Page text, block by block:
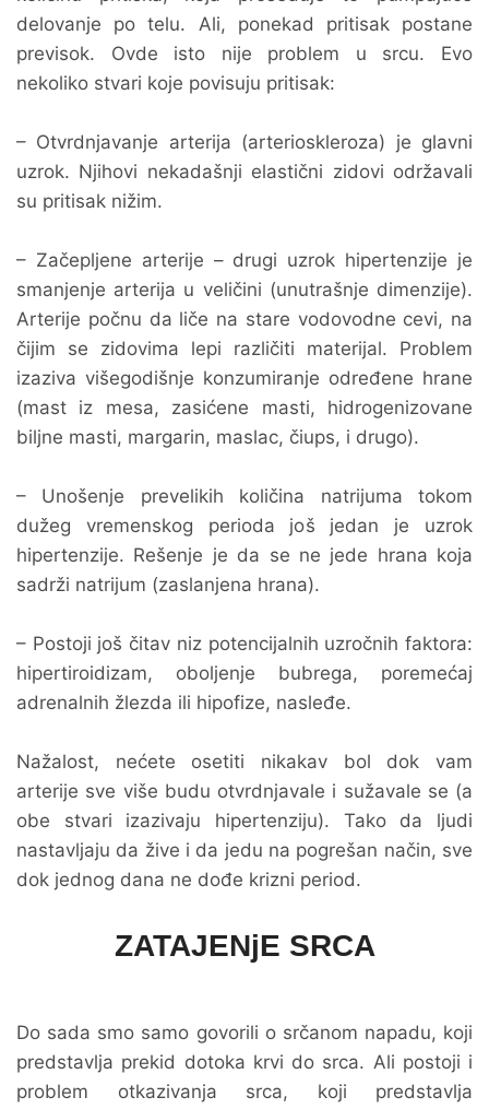
delovanje po telu. Ali, ponekad pritisak postane
previsok. Ovde isto nije problem u srcu. Evo
nekoliko stvari koje povisuju pritisak:
– Otvrdnjavanje arterija (arterioskleroza) je glavni
uzrok. Njihovi nekadašnji elastični zidovi održavali
su pritisak nižim.
– Začepljene arterije – drugi uzrok hipertenzije je
smanjenje arterija u veličini (unutrašnje dimenzije).
Arterije počnu da liče na stare vodovodne cevi, na
čijim se zidovima lepi različiti materijal. Problem
izaziva višegodišnje konzumiranje određene hrane
(mast iz mesa, zasićene masti, hidrogenizovane
biljne masti, margarin, maslac, čiups, i drugo).
– Unošenje prevelikih količina natrijuma tokom
dužeg vremenskog perioda još jedan je uzrok
hipertenzije. Rešenje je da se ne jede hrana koja
sadrži natrijum (zaslanjena hrana).
– Postoji još čitav niz potencijalnih uzročnih faktora:
hipertiroidizam, oboljenje bubrega, poremećaj
adrenalnih žlezda ili hipofize, nasleđe.
Nažalost, nećete osetiti nikakav bol dok vam
arterije sve više budu otvrdnjavale i sužavale se (a
obe stvari izazivaju hipertenziju). Tako da ljudi
nastavljaju da žive i da jedu na pogrešan način, sve
dok jednog dana ne dođe krizni period.
ZATAJENjE SRCA
Do sada smo samo govorili o srčanom napadu, koji
predstavlja prekid dotoka krvi do srca. Ali postoji i
problem otkazivanja srca, koji predstavlja